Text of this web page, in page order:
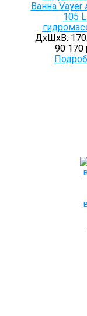
Ванна Vayer
105
ДхШхВ:
90 170